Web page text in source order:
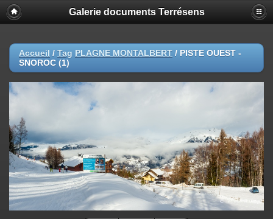
Galerie documents Terrésens
Accueil / Tag PLAGNE MONTALBERT / PISTE OUEST -
SNOROC (1)